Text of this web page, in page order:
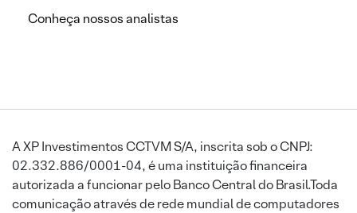
Conheça nossos analistas
A XP Investimentos CCTVM S/A, inscrita sob o CNPJ:
02.332.886/0001-04, é uma instituição financeira
autorizada a funcionar pelo Banco Central do Brasil.Toda
comunicação através de rede mundial de computadores